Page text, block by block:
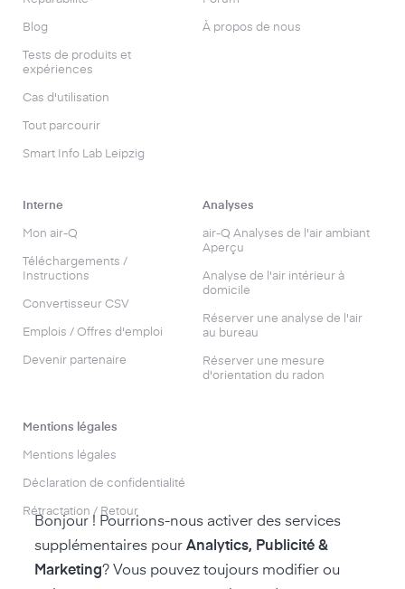
Blog
Tests de produits et
expériences
Cas d'utilisation
Tout parcourir
Smart Info Lab Leipzig
À propos de nous
Interne
Mon air-Q
Téléchargements /
Instructions
Convertisseur CSV
Emplois / Offres d'emploi
Devenir partenaire
Analyses
air-Q Analyses de l'air ambiant
Aperçu
Analyse de l'air intérieur à
domicile
Réserver une analyse de l'air
au bureau
Réserver une mesure
d'orientation du radon
Mentions légales
Mentions légales
Déclaration de confidentialité
Rétractation / Retour
Bonjour ! Pourrions-nous activer des services
supplémentaires pour Analytics, Publicité &
Marketing? Vous pouvez toujours modifier ou